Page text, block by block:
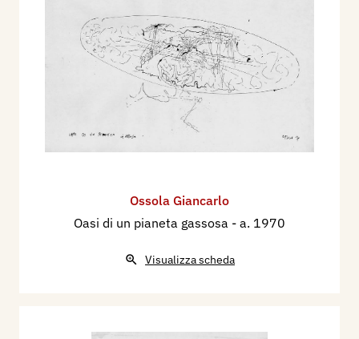
Ossola Giancarlo
Oasi di un pianeta gassosa - a. 1970
Visualizza scheda